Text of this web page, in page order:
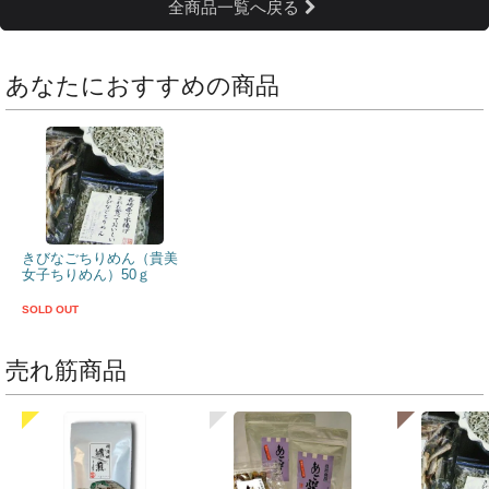
全商品一覧へ戻る
あなたにおすすめの商品
きびなごちりめん（貴美
女子ちりめん）50ｇ
SOLD OUT
売れ筋商品